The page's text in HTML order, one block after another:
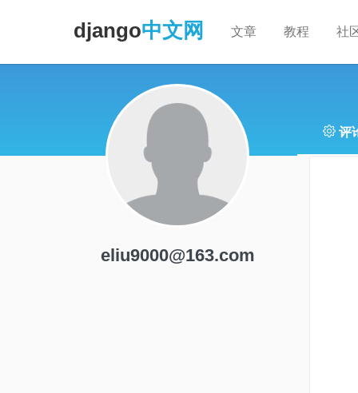
django中文网 文章 教程 社
eliu9000@163.com
评